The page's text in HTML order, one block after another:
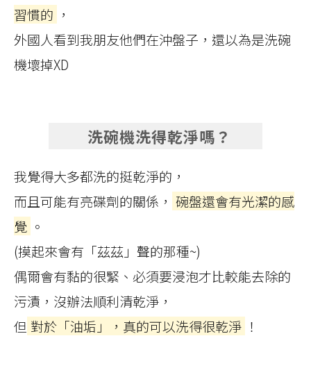
習慣的 ，
外國人看到我朋友他們在沖盤子，還以為是洗碗
機壞掉XD
洗碗機洗得乾淨嗎？
我覺得大多都洗的挺乾淨的，
而且可能有亮碟劑的關係， 碗盤還會有光潔的感
覺 。
(摸起來會有「茲茲」聲的那種~)
偶爾會有黏的很緊、必須要浸泡才比較能去除的
污漬，沒辦法順利清乾淨，
但 對於「油垢」，真的可以洗得很乾淨 ！